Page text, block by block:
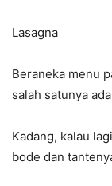
Lasagna
Beraneka menu
salah satunya
Kadang, kalau
bode dan